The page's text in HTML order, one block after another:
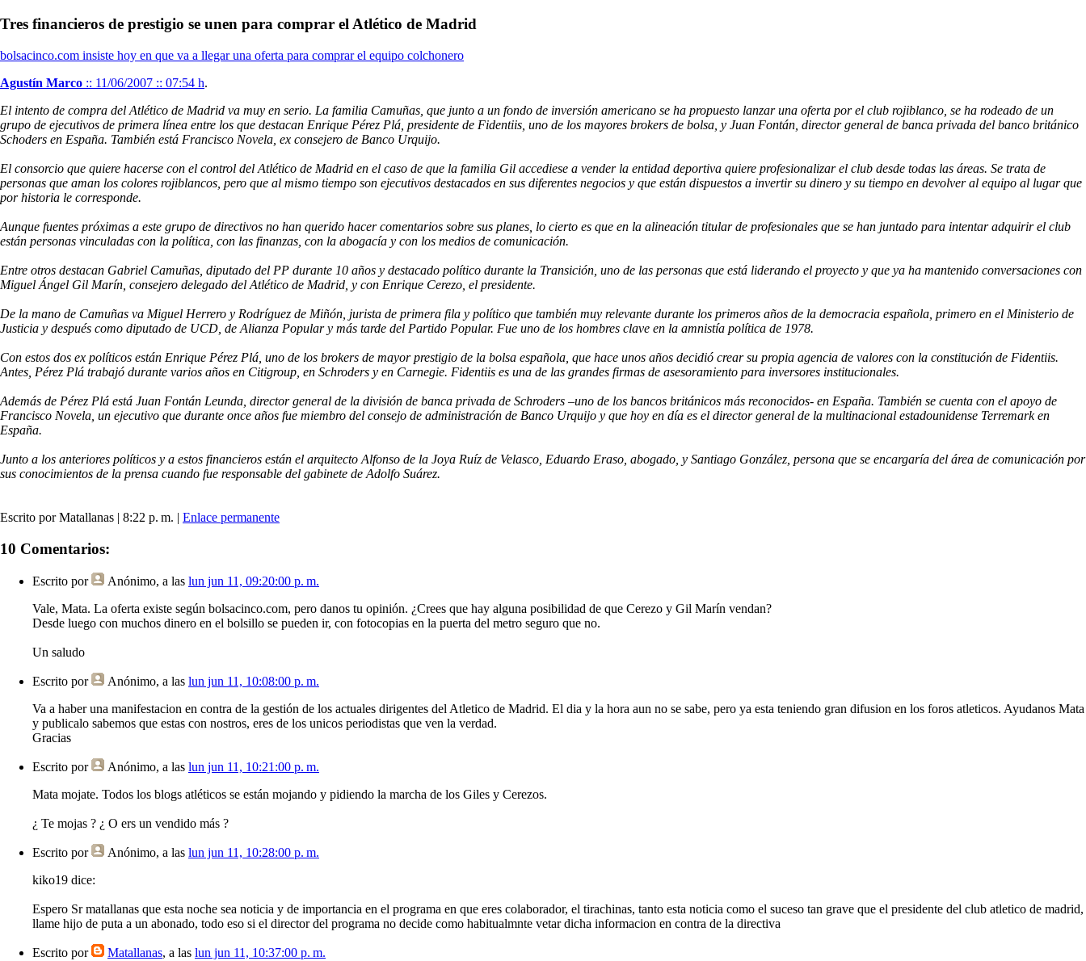
Tres financieros de prestigio se unen para comprar el Atlético de Madrid
bolsacinco.com insiste hoy en que va a llegar una oferta para comprar el equipo colchonero
Agustín Marco :: 11/06/2007 :: 07:54 h.
El intento de compra del Atlético de Madrid va muy en serio. La familia Camuñas, que junto a un fondo de inversión americano se ha propuesto lanzar una oferta por el club rojiblanco, se ha rodeado de un
grupo de ejecutivos de primera línea entre los que destacan Enrique Pérez Plá, presidente de Fidentiis, uno de los mayores brokers de bolsa, y Juan Fontán, director general de banca privada del banco británico
Schoders en España. También está Francisco Novela, ex consejero de Banco Urquijo.
El consorcio que quiere hacerse con el control del Atlético de Madrid en el caso de que la familia Gil accediese a vender la entidad deportiva quiere profesionalizar el club desde todas las áreas. Se trata de
personas que aman los colores rojiblancos, pero que al mismo tiempo son ejecutivos destacados en sus diferentes negocios y que están dispuestos a invertir su dinero y su tiempo en devolver al equipo al lugar que
por historia le corresponde.
Aunque fuentes próximas a este grupo de directivos no han querido hacer comentarios sobre sus planes, lo cierto es que en la alineación titular de profesionales que se han juntado para intentar adquirir el club
están personas vinculadas con la política, con las finanzas, con la abogacía y con los medios de comunicación.
Entre otros destacan Gabriel Camuñas, diputado del PP durante 10 años y destacado político durante la Transición, uno de las personas que está liderando el proyecto y que ya ha mantenido conversaciones con
Miguel Ángel Gil Marín, consejero delegado del Atlético de Madrid, y con Enrique Cerezo, el presidente.
De la mano de Camuñas va Miguel Herrero y Rodríguez de Miñón, jurista de primera fila y político que también muy relevante durante los primeros años de la democracia española, primero en el Ministerio de
Justicia y después como diputado de UCD, de Alianza Popular y más tarde del Partido Popular. Fue uno de los hombres clave en la amnistía política de 1978.
Con estos dos ex políticos están Enrique Pérez Plá, uno de los brokers de mayor prestigio de la bolsa española, que hace unos años decidió crear su propia agencia de valores con la constitución de Fidentiis.
Antes, Pérez Plá trabajó durante varios años en Citigroup, en Schroders y en Carnegie. Fidentiis es una de las grandes firmas de asesoramiento para inversores institucionales.
Además de Pérez Plá está Juan Fontán Leunda, director general de la división de banca privada de Schroders –uno de los bancos británicos más reconocidos- en España. También se cuenta con el apoyo de
Francisco Novela, un ejecutivo que durante once años fue miembro del consejo de administración de Banco Urquijo y que hoy en día es el director general de la multinacional estadounidense Terremark en
España.
Junto a los anteriores políticos y a estos financieros están el arquitecto Alfonso de la Joya Ruíz de Velasco, Eduardo Eraso, abogado, y Santiago González, persona que se encargaría del área de comunicación por
sus conocimientos de la prensa cuando fue responsable del gabinete de Adolfo Suárez.
Escrito por Matallanas | 8:22 p. m. | Enlace permanente
10 Comentarios:
Escrito por Anónimo, a las lun jun 11, 09:20:00 p. m.
Vale, Mata. La oferta existe según bolsacinco.com, pero danos tu opinión. ¿Crees que hay alguna posibilidad de que Cerezo y Gil Marín vendan?
Desde luego con muchos dinero en el bolsillo se pueden ir, con fotocopias en la puerta del metro seguro que no.
Un saludo
Escrito por Anónimo, a las lun jun 11, 10:08:00 p. m.
Va a haber una manifestacion en contra de la gestión de los actuales dirigentes del Atletico de Madrid. El dia y la hora aun no se sabe, pero ya esta teniendo gran difusion en los foros atleticos. Ayudanos Mata
y publicalo sabemos que estas con nostros, eres de los unicos periodistas que ven la verdad.
Gracias
Escrito por Anónimo, a las lun jun 11, 10:21:00 p. m.
Mata mojate. Todos los blogs atléticos se están mojando y pidiendo la marcha de los Giles y Cerezos.
¿ Te mojas ? ¿ O ers un vendido más ?
Escrito por Anónimo, a las lun jun 11, 10:28:00 p. m.
kiko19 dice:
Espero Sr matallanas que esta noche sea noticia y de importancia en el programa en que eres colaborador, el tirachinas, tanto esta noticia como el suceso tan grave que el presidente del club atletico de madrid,
llame hijo de puta a un abonado, todo eso si el director del programa no decide como habitualmnte vetar dicha informacion en contra de la directiva
Escrito por Matallanas, a las lun jun 11, 10:37:00 p. m.